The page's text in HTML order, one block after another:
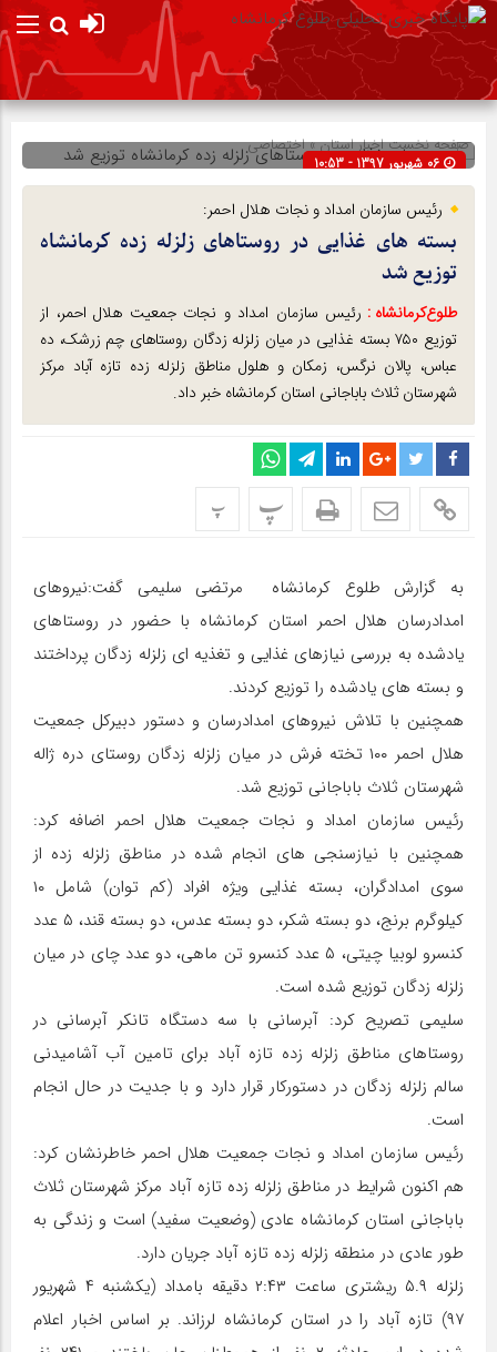
صفحه نخستاخبار استان»اختصاصی
06 شهریور 1397 - 10:53
شناسه : 8709
رئیس سازمان امداد و نجات هلال احمر:
بسته های غذایی در روستاهای زلزله زده کرمانشاه
توزیع شد
طلوع‌‌کرمانشاه : رئیس سازمان امداد و نجات جمعیت هلال احمر، از
توزیع ۷۵۰ بسته غذایی در میان زلزله زدگان روستاهای چم زرشک، ده
عباس، پالان نرگس، زمکان و هلول مناطق زلزله زده تازه آباد مرکز
شهرستان ثلاث باباجانی استان کرمانشاه خبر داد.
پ پ
به گزارش طلوع کرمانشاه مرتضی سلیمی گفت:نیروهای
امدادرسان هلال احمر استان کرمانشاه با حضور در روستاهای
یادشده به بررسی نیازهای غذایی و تغذیه ای زلزله زدگان پرداختند
و بسته های یادشده را توزیع کردند.
همچنین با تلاش نیروهای امدادرسان و دستور دبیرکل جمعیت
هلال احمر ۱۰۰ تخته فرش در میان زلزله زدگان روستای دره ژاله
شهرستان ثلاث باباجانی توزیع شد.
رئیس سازمان امداد و نجات جمعیت هلال احمر اضافه کرد:
همچنین با نیازسنجی های انجام شده در مناطق زلزله زده از
سوی امدادگران، بسته غذایی ویژه افراد (کم توان) شامل ۱۰
کیلوگرم برنج، دو بسته شکر، دو بسته عدس، دو بسته قند، ۵ عدد
کنسرو لوبیا چیتی، ۵ عدد کنسرو تن ماهی، دو عدد چای در میان
زلزله زدگان توزیع شده است.
سلیمی تصریح کرد: آبرسانی با سه دستگاه تانکر آبرسانی در
روستاهای مناطق زلزله زده تازه آباد برای تامین آب آشامیدنی
سالم زلزله زدگان در دستورکار قرار دارد و با جدیت در حال انجام
است.
رئیس سازمان امداد و نجات جمعیت هلال احمر خاطرنشان کرد:
هم اکنون شرایط در مناطق زلزله زده تازه آباد مرکز شهرستان ثلاث
باباجانی استان کرمانشاه عادی (وضعیت سفید) است و زندگی به
طور عادی در منطقه زلزله زده تازه آباد جریان دارد.
زلزله ۵.۹ ریشتری ساعت ۲:۴۳ دقیقه بامداد (یکشنبه ۴ شهریور
۹۷) تازه آباد را در استان کرمانشاه لرزاند. بر اساس اخبار اعلام